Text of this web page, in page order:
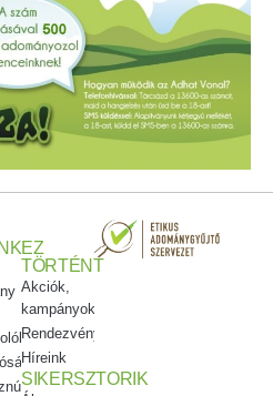
EZ
TÖRTÉNT
Akciók,
kampányok
Rendezvényeink
Híreink
SIKERSZTORIK